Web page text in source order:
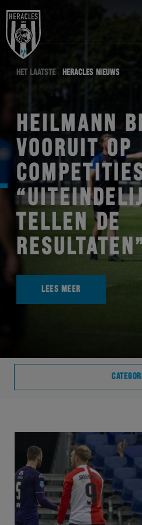
HET LAATSTE HERACLES NIEUWS
HEILMANN
VOORUIT OP
TELLEN DE
LEES MEER
TELHER
HERVOL